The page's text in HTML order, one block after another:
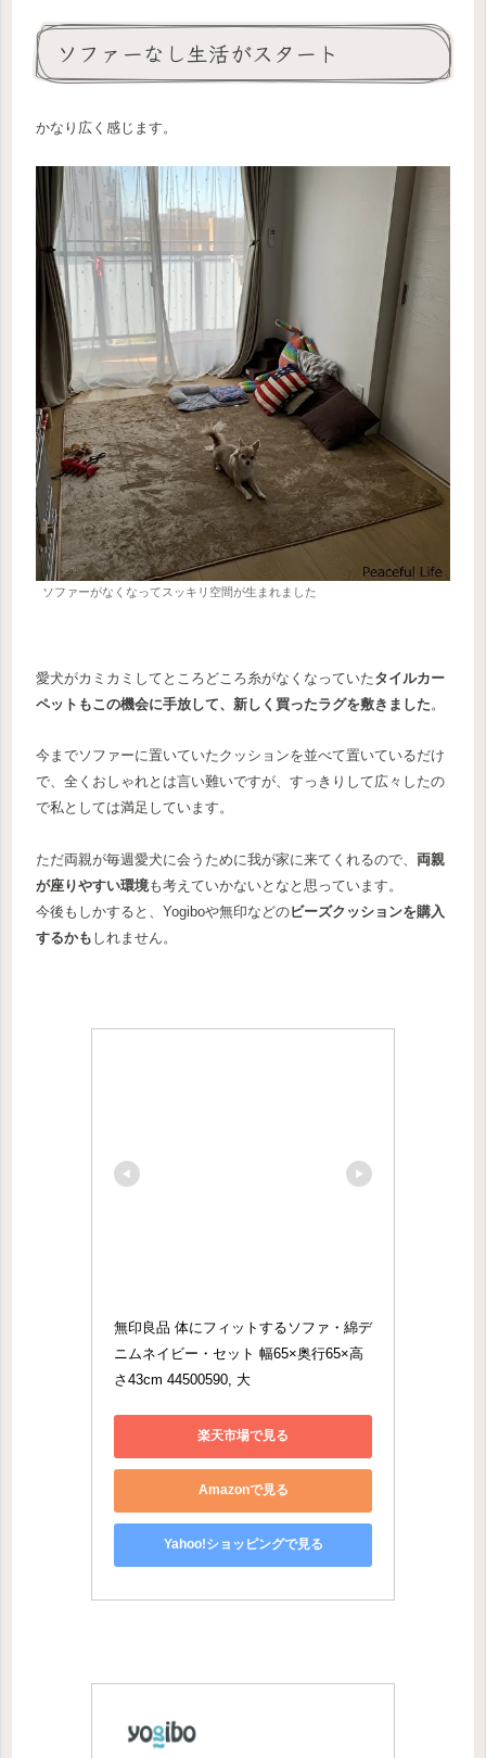
ソファーなし生活がスタート
かなり広く感じます。
ソファーがなくなってスッキリ空間が生まれました
愛犬がカミカミしてところどころ糸がなくなっていたタイルカー
ペットもこの機会に手放して、新しく買ったラグを敷きました。
今までソファーに置いていたクッションを並べて置いているだけ
で、全くおしゃれとは言い難いですが、すっきりして広々したの
で私としては満足しています。
ただ両親が毎週愛犬に会うために我が家に来てくれるので、 両親
が座りやすい環境も考えていかないとなと思っています。
今後もしかすると、Yogiboや無印などのビーズクッションを購入
するかも しれません。
無印良品 体にフィットするソファ・綿デ
ニムネイビー・セット 幅65×奥行65×高
さ43cm 44500590, 大
楽天市場で見る
Amazonで見る
Yahoo!ショッピングで見る